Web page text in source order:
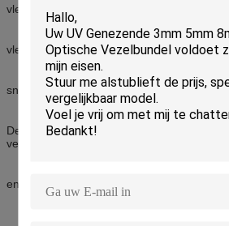
vlecht + Mechanische Splicer+-Adapter
vlecht + gesmolten lasapparaat + Adapter
snelle installatieschakelaar + Adapter
De doos is licht en compact, vooral
verbinding van vezelkabels
en vlechten in FTTH.